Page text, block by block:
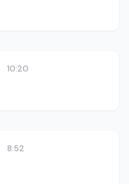
10:20
8:52